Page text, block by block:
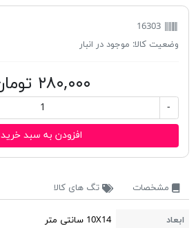
16303
وضعیت کالا: موجود در انبار
۲۸۰,۰۰۰ تومان
-
افزودن به سبد خرید
مشخصات تگ های کالا
ابعاد
10X14 سانتی متر